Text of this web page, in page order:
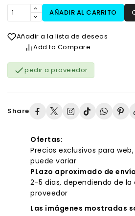
AÑADIR AL CARRITO
Añadir a la lista de deseos
Add to Compare
pedir a proveedor
Share
Ofertas:
Precios exclusivos para
puede variar
PLazo aproximado de
2-5 dias, dependiendo de la
proveedor
Las imágenes mostradas